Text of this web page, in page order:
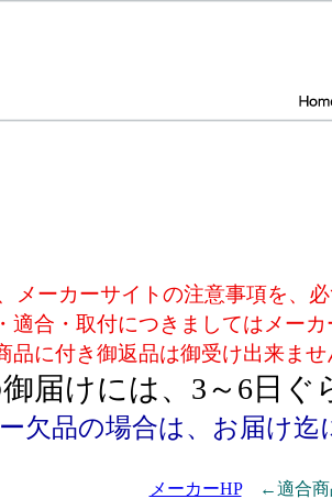
メーカーサイトの注意事項を、必
適合・取付につきましてはメーカ
品に付き御返品は御受け出来ませ
届けには、3～6日ぐ
欠品の場合は、お届け迄
メーカーHP←適合商品